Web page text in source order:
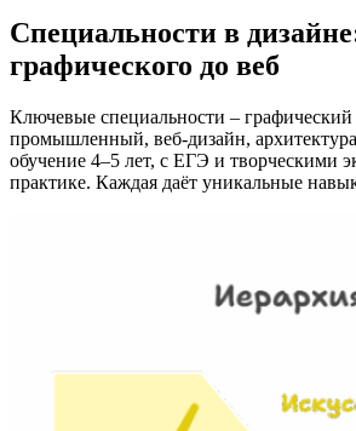
Специальности в
графического до веб
Ключевые специальности – графический
промышленный, веб-дизайн,
обучение 4–5 лет, с ЕГЭ и творческими
практике. Каждая даёт уникальные